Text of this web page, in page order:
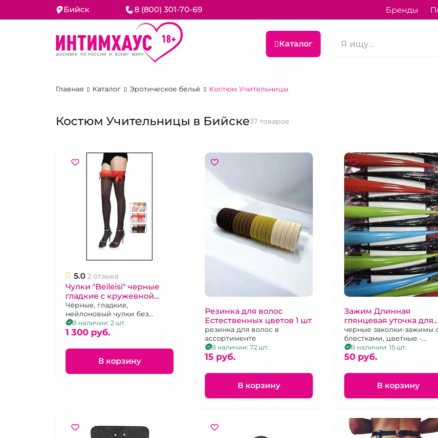
Бийск 8 (800) 301-70-69 Бренды
Каталог
Главная Каталог Эротическое бельё Костюм Учительницы
Костюм Учительницы в Бийске37 товаров
5.0 2 отзыва
Чулки "Beileisi" черные
гладкие с кружевной
красной резинкой
бантом и бусами без
силикона р 2-3
Чёрные, гладкие,
нейлоновый чулки без
силиконовой поддержки с
коронкой украшенной
красным кружевом.Размер 1-
2
В наличии: 2 шт.
1 300 pуб.
В корзину
Резинка для волос
Естественных цветов 1 шт
резинка для волос в
ассортименте
В наличии: 72 шт.
15 pуб.
В корзину
Зажим Длинная
глянцевая уточка для
волос
черные заколки-зажимы
блестками, цветные -
глянцевые
В наличии: 15 шт.
50 pуб.
В корзину